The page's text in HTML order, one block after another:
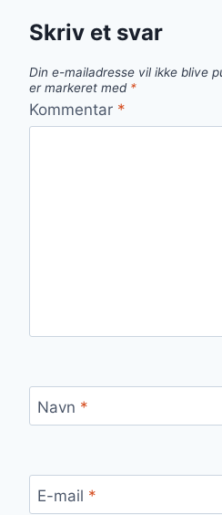
Skriv et svar
Din e-mailadresse vil ikke blive
er markeret med *
Kommentar *
Navn *
E-mail *